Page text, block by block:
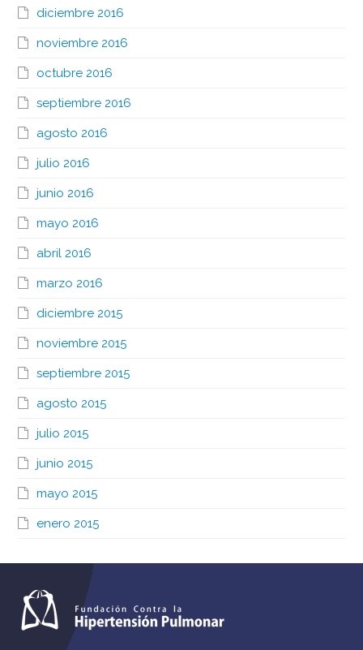
diciembre 2016
noviembre 2016
octubre 2016
septiembre 2016
agosto 2016
julio 2016
junio 2016
mayo 2016
abril 2016
marzo 2016
diciembre 2015
noviembre 2015
septiembre 2015
agosto 2015
julio 2015
junio 2015
mayo 2015
enero 2015